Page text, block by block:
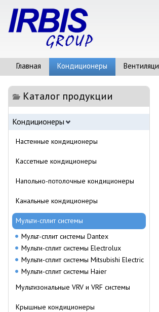
Главная Кондиционеры
Каталог продукции
Кондиционеры
Настенные кондиционеры
Кассетные кондиционеры
Напольно-потолочные кондиционеры
Канальные кондиционеры
Мульти-сплит системы
Мульт-сплит системы Dantex
Мульти-сплит системы Electrolux
Мульти-сплит системы Mitsubishi Electric
Мульти-сплит системы Haier
Мультизональные VRV и VRF системы
Крышные кондиционеры